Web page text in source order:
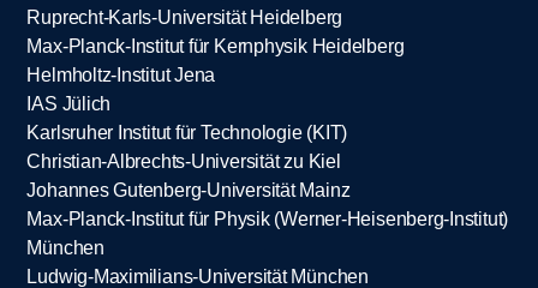
Ruprecht-Karls-Universität Heidelberg
Max-Planck-Institut für Kernphysik Heidelberg
Helmholtz-Institut Jena
IAS Jülich
Karlsruher Institut für Technologie (KIT)
Christian-Albrechts-Universität zu Kiel
Johannes Gutenberg-Universität Mainz
Max-Planck-Institut für Physik (Werner-Heisenberg-Institut)
München
Ludwig-Maximilians-Universität München